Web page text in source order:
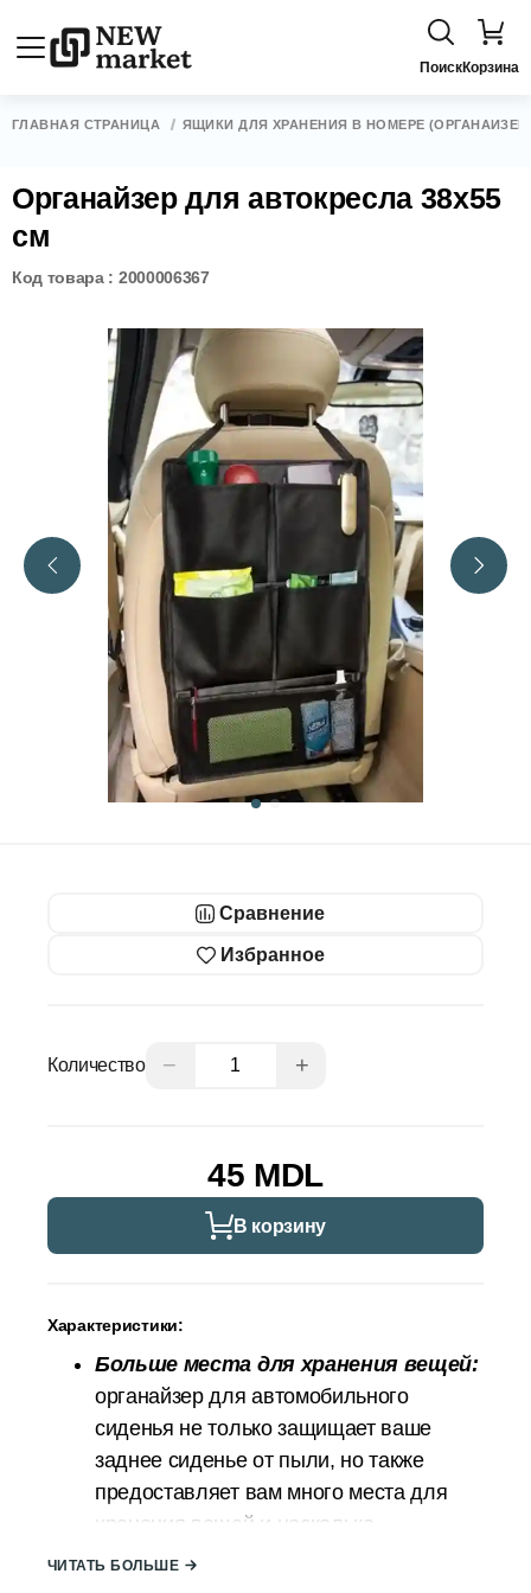
ПоискКорзина
ГЛАВНАЯ СТРАНИЦА ЯЩИКИ ДЛЯ ХРАНЕНИЯ В НОМЕРЕ
Органайзер для автокресла 38х55
см
Код товара : 2000006367
Сравнение
Избранное
Количество − +
45 MDL
В корзину
Характеристики:
Больше места для хранения вещей:
органайзер для автомобильного
сиденья не только защищает ваше
заднее сиденье от пыли, но также
предоставляет вам много места для
хранения вещей и несколько
отделений. Есть несколько карманов
ЧИТАТЬ БОЛЬШЕ